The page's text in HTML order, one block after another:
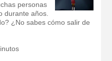
personas
durante años.
¿No sabes cómo salir de